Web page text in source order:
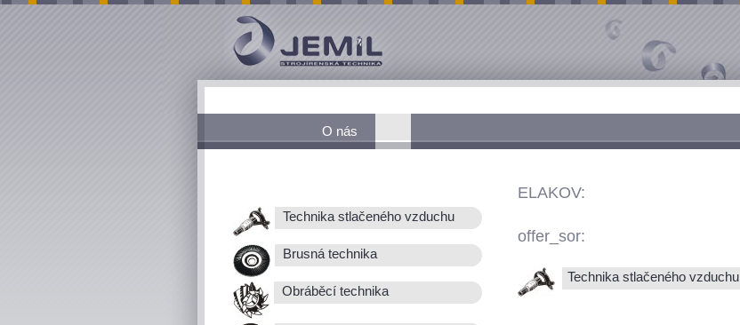
O nás
Technika stlačeného vzduchu
Brusná technika
Obráběcí technika
ELAKOV:
offer_sor:
Technika stlačeného vzduchu